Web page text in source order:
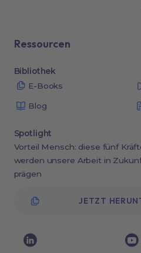
Ressourcen
Bibliothek
E-Books
Blog
Spotlight
Vorteil Mensch: diese fünf
werden unsere Arbeit in
prägen
JETZT